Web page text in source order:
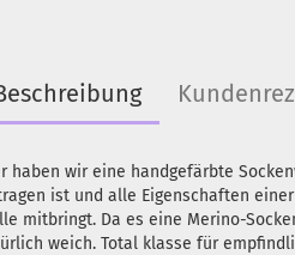
haben wir eine handgefärbte
ist und alle Eigenschaften
mitbringt. Da es eine Merino-
weich. Total klasse für